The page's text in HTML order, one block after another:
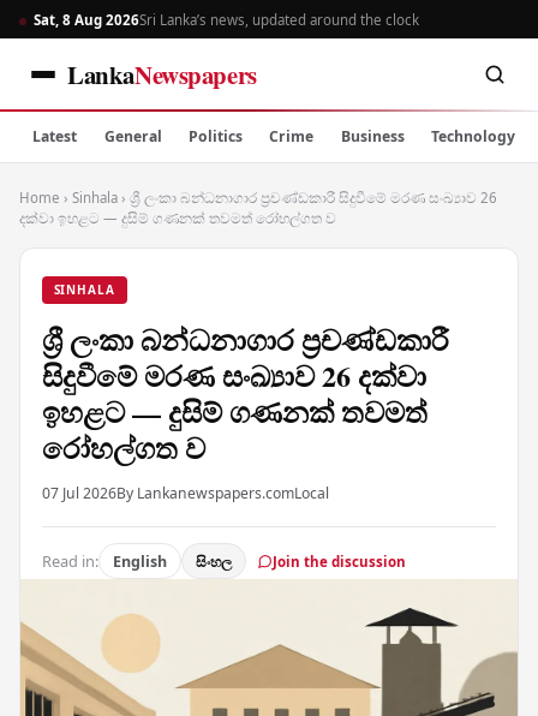
Sat, 8 Aug 2026Sri Lanka’s news, updated around the clock
LankaNewspapers
Latest General Politics Crime Business Technology
Home › Sinhala › ශ්‍රී ලංකා බන්ධනාගාර ප්‍රචණ්ඩකාරී සිදුවීමේ මරණ සංඛ්‍යාව 26
දක්වා ඉහළට — දුසිම් ගණනක් තවමත් රෝහල්ගත ව
SINHALA
ශ්‍රී ලංකා බන්ධනාගාර ප්‍රචණ්ඩකාරී
සිදුවීමේ මරණ සංඛ්‍යාව 26 දක්වා
ඉහළට — දුසිම් ගණනක් තවමත්
රෝහල්ගත ව
07 Jul 2026By Lankanewspapers.comLocal
Read in: English සිංහල Join the discussion